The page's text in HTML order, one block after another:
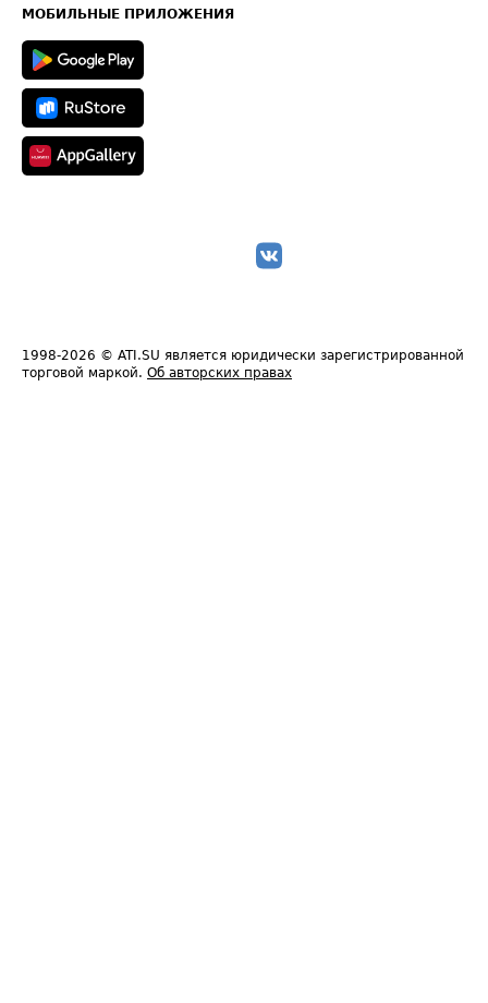
Техническая информация
МОБИЛЬНЫЕ ПРИЛОЖЕНИЯ
1998-2026 © ATI.SU является юридически зарегистрированной
торговой маркой. Об авторских правах